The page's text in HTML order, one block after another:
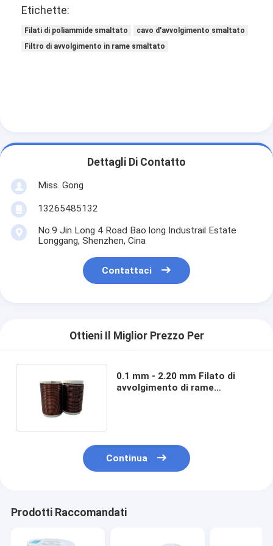
0.45±0.006
0.55±0.006
0.546 0.567
Etichette:
Filati di poliammide smaltato
cavo d'avvolgimento smaltato
Filtro di avvolgimento in rame smaltato
Dettagli Di Contatto
Miss. Gong
13265485132
No.9 Jin Long 4 Road Bao long Industrail Estate
Longgang, Shenzhen, Cina
Contattaci
Ottieni Il Miglior Prezzo Per
0.1 mm - 2.20 mm Filato di
avvolgimento di rame
Continua
Prodotti Raccomandati